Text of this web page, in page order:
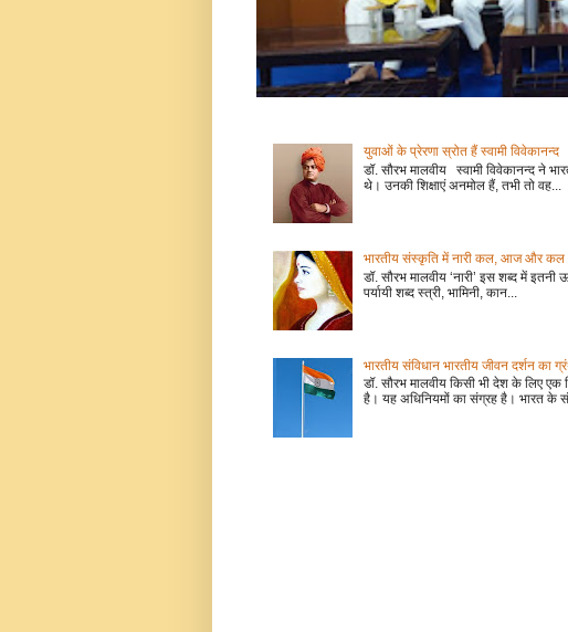
युवाओं के प्रेरणा स्रोत हैं स्वामी विवेकानन्द
डॉ. सौरभ मालवीय स्वामी विवेकानन्द ने
थे। उनकी शिक्षाएं अनमोल हैं, तभी तो वह...
भारतीय संस्कृति में नारी कल, आज और कल
डॉ. सौरभ मालवीय ‘नारी’ इस शब्द में
पर्यायी शब्द स्त्री, भामिनी, कान...
भारतीय संविधान भारतीय जीवन दर्शन का
डॉ. सौरभ मालवीय किसी भी देश के लिए
है। यह अधिनियमों का संग्रह है। भारत के